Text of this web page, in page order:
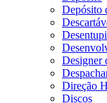
Depósito
Designer
Direção
Discos